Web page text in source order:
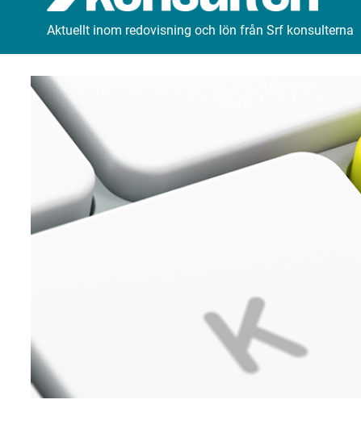
Aktuellt inom redovisning och lön från Srf konsulterna